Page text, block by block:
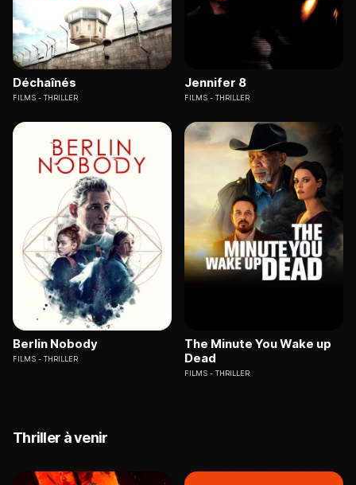
Déchaînés
FILMS THRILLER
Jennifer 8
FILMS THRILLER
Berlin Nobody
FILMS THRILLER
The Minute You Wake up
Dead
FILMS THRILLER
Thriller à venir